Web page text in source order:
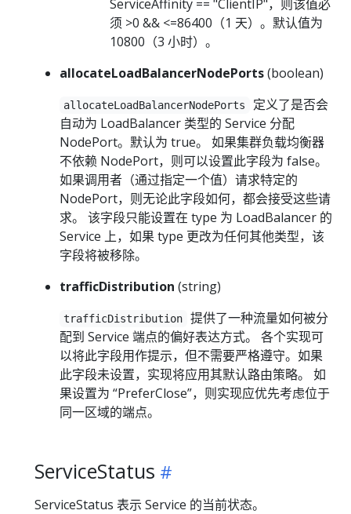
ServiceAffinity == "ClientIP"，则该值必
须 >0 && <=86400（1 天）。默认值为
10800（3 小时）。
allocateLoadBalancerNodePorts(boolean)
allocateLoadBalancerNodePorts
定义了是否会
自动为 LoadBalancer 类型的 Service 分配
NodePort。默认为 true。 如果集群负载均衡器
不依赖 NodePort，则可以设置此字段为 false。
如果调用者（通过指定一个值）请求特定的
NodePort，则无论此字段如何，都会接受这些请
求。 该字段只能设置在 type 为 LoadBalancer 的
Service 上，如果 type 更改为任何其他类型，该
字段将被移除。
trafficDistribution (string)
trafficDistribution
提供了一种流量如何被分
配到 Service 端点的偏好表达方式。 各个实现可
以将此字段用作提示，但不需要严格遵守。如果
此字段未设置，实现将应用其默认路由策略。 如
果设置为 “PreferClose”，则实现应优先考虑位于
同一区域的端点。
ServiceStatus
ServiceStatus 表示 Service 的当前状态。